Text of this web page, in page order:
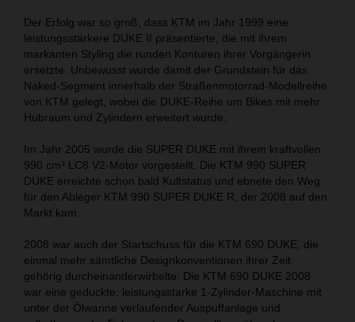
Der Erfolg war so groß, dass KTM im Jahr 1999 eine
leistungsstärkere DUKE II präsentierte, die mit ihrem
markanten Styling die runden Konturen ihrer Vorgängerin
ersetzte. Unbewusst wurde damit der Grundstein für das
Naked-Segment innerhalb der Straßenmotorrad-Modellreihe
von KTM gelegt, wobei die DUKE-Reihe um Bikes mit mehr
Hubraum und Zylindern erweitert wurde.
Im Jahr 2005 wurde die SUPER DUKE mit ihrem kraftvollen
990 cm³ LC8 V2-Motor vorgestellt. Die KTM 990 SUPER
DUKE erreichte schon bald Kultstatus und ebnete den Weg
für den Ableger KTM 990 SUPER DUKE R, der 2008 auf den
Markt kam.
2008 war auch der Startschuss für die KTM 690 DUKE, die
einmal mehr sämtliche Designkonventionen ihrer Zeit
gehörig durcheinanderwirbelte. Die KTM 690 DUKE 2008
war eine geduckte, leistungsstarke 1-Zylinder-Maschine mit
unter der Ölwanne verlaufender Auspuffanlage und